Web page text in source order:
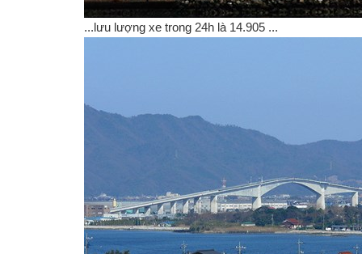
...lưu lượng xe trong 24h là 14.905 ...